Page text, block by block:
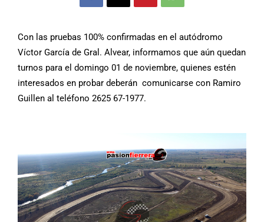
Con las pruebas 100% confirmadas en el autódromo
Víctor García de Gral. Alvear, informamos que aún quedan
turnos para el domingo 01 de noviembre, quienes estén
interesados en probar deberán comunicarse con Ramiro
Guillen al teléfono 2625 67-1977.